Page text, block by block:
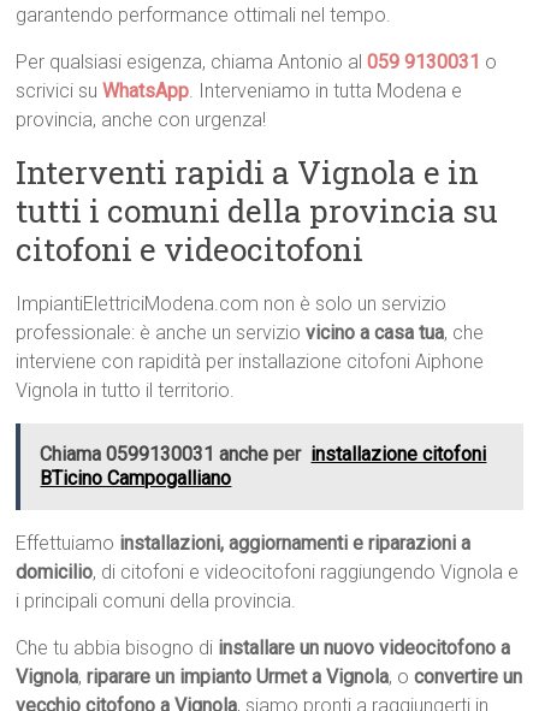
garantendo performance ottimali nel tempo.
Per qualsiasi esigenza, chiama Antonio al059 9130031 o
scrivici suWhatsApp. Interveniamo in tutta Modena e
provincia, anche con urgenza!
Interventi rapidi a Vignola e in
tutti i comuni della provincia su
citofoni e videocitofoni
ImpiantiElettriciModena.com non è solo un servizio
professionale: è anche un serviziovicino a casa tua, che
interviene con rapidità per installazione citofoni Aiphone
Vignola in tutto il territorio.
Chiama 0599130031 anche per installazione citofoni
BTicino Campogalliano
Effettuiamo installazioni, aggiornamenti e riparazioni a
domicilio, di citofoni e videocitofoni raggiungendo Vignola e
i principali comuni della provincia.
Che tu abbia bisogno di installare un nuovo videocitofono a
Vignola,riparare un impianto Urmet a Vignola, oconvertire un
vecchio citofono a Vignola, siamo pronti a raggiungerti in